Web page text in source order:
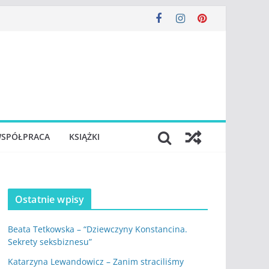
KSIĄŻKI
Ostatnie wpisy
Beata Tetkowska – “Dziewczyny Konstancina.
Sekrety seksbiznesu”
Katarzyna Lewandowicz – Zanim straciliśmy